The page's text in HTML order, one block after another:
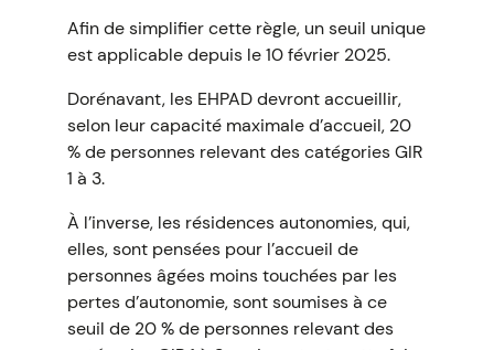
Afin de simplifier cette règle, un seuil unique
est applicable depuis le 10 février 2025.
Dorénavant, les EHPAD devront accueillir,
selon leur capacité maximale d’accueil, 20
% de personnes relevant des catégories GIR
1 à 3.
À l’inverse, les résidences autonomies, qui,
elles, sont pensées pour l’accueil de
personnes âgées moins touchées par les
pertes d’autonomie, sont soumises à ce
seuil de 20 % de personnes relevant des